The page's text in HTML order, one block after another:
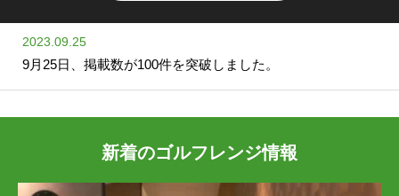
新着のゴルフレンジ情報